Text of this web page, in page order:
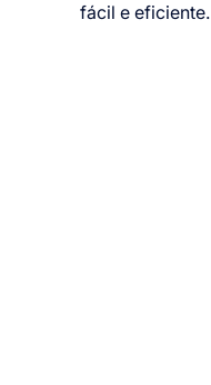
fácil e eficiente.